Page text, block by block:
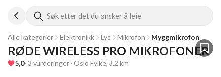
Søk etter det du ønsker å leie
Alle kategorier Elektronikk Lyd Mikrofon Myggmikrofon
RØDE WIRELESS PRO MIKROFONER
5,0· 3 vurderinger · Oslo Fylke, 3.2 km